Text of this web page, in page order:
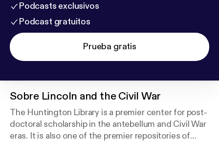
Podcasts exclusivos
Podcast gratuitos
Prueba gratis
Sobre Lincoln and the Civil War
The Huntington Library is a premier center for post-
doctoral scholarship in the antebellum and Civil War
eras. It is also one of the premier repositories of